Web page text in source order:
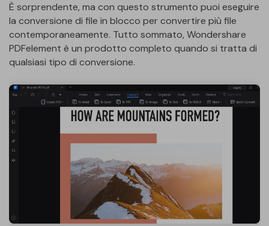
È sorprendente, ma con questo strumento puoi eseguire
la conversione di file in blocco per convertire più file
contemporaneamente. Tutto sommato, Wondershare
PDFelement è un prodotto completo quando si tratta di
qualsiasi tipo di conversione.